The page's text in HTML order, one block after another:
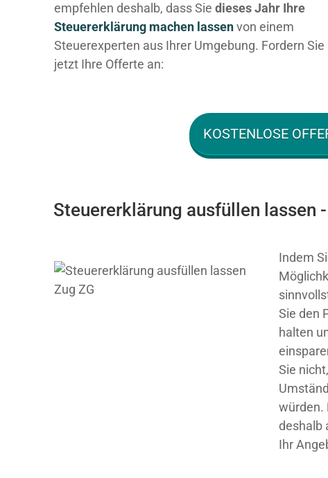
empfehlen deshalb, dass Sie diesesJahr Ihre
Steuererklärung machen lassenvon einem
Steuerexperten aus Ihrer Umgebung. Fordern Sie
jetzt Ihre Offerte an:
KOSTENLOSE
Steuererklärung ausfüllen lassen
Indem
Sie den
halten
Sie
würden.
deshalb
Ihr